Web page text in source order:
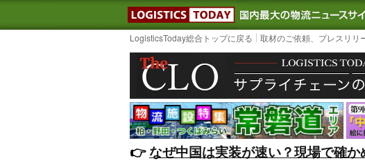
LOGISTICS TODAY｜国
LogisticsToday総合トップに戻る 取材のご依頼、プレスリリ
👉️なぜ中国は実装が速い？現場で確